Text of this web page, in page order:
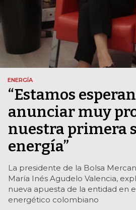
ENERGÍA
“Estamos
anunciar muy
nuestra primera
energía”
La presidente de la Bolsa
María Inés Agudelo Valencia,
nueva apuesta de la entidad en
energético colombiano